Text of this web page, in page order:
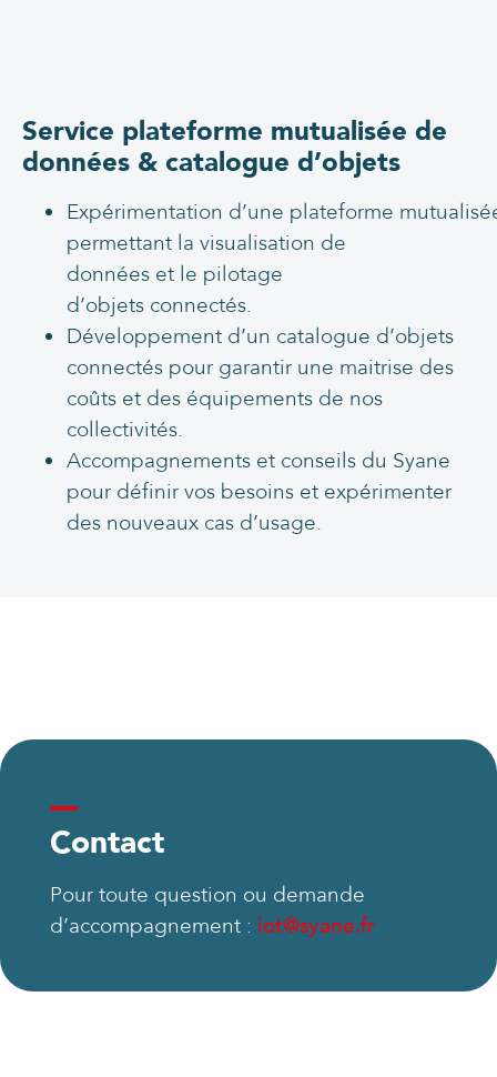
Service plateforme mutualisée de
données & catalogue d’objets
Expérimentation d’une plateforme
permettant la visualisation de
données et le pilotage
d’objets connectés.
Développement d’un catalogue d’objets
connectés pour garantir une maitrise des
coûts et des équipements de nos
collectivités.
Accompagnements et conseils du Syane
pour définir vos besoins et expérimenter
des nouveaux cas d’usage.
Contact
Pour toute question ou demande
d’accompagnement : iot@syane.fr